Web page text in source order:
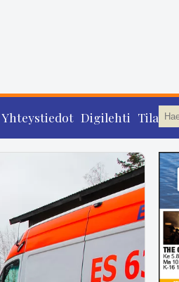
Yhteystiedot Digilehti Tilaa